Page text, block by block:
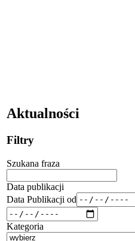
Aktualności
Filtry
Szukana fraza
Data publikacji
Data Publikacji od
Kategoria